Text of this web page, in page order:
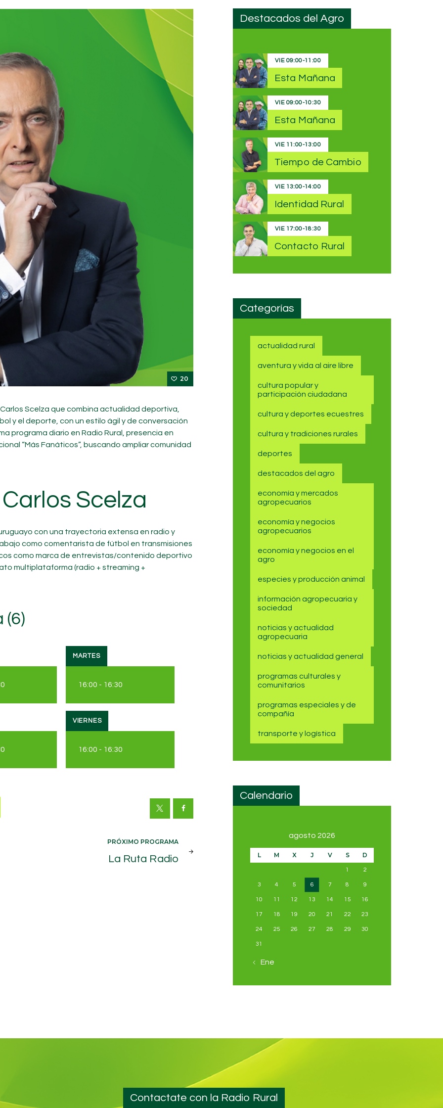
20
Scelza que combina actualidad deportiva,
y el deporte, con un estilo ágil y de conversación
programa diario en Radio Rural, presencia en
“Más Fanáticos”, buscando ampliar comunidad
Scelza
con una trayectoria extensa en radio y
como comentarista de fútbol en transmisiones
como marca de entrevistas/contenido deportivo
multiplataforma (radio + streaming +
(6)
MARTES
16:00 - 16:30
VIERNES
16:00 - 16:30
PRÓXIMO PROGRAMA
La Ruta Radio
Destacados del Agro
VIE 09:00-11:00
Esta Mañana
VIE 09:00-10:30
Esta Mañana
VIE 11:00-13:00
Tiempo de Cambio
VIE 13:00-14:00
Identidad Rural
VIE 17:00-18:30
Contacto Rural
Categorías
actualidad rural
aventura y vida al aire libre
cultura popular y
participación ciudadana
cultura y deportes ecuestres
cultura y tradiciones rurales
deportes
destacados del agro
economía y mercados
agropecuarios
economía y negocios
agropecuarios
economía y negocios en el
agro
especies y producción animal
información agropecuaria y
sociedad
noticias y actualidad
agropecuaria
noticias y actualidad general
programas culturales y
comunitarios
programas especiales y de
compañía
transporte y logística
Calendario
agosto 2026
L M X J V S D
1 2
3 4 5 6 7 8 9
10 11 12 13 14 15 16
17 18 19 20 21 22 23
24 25 26 27 28 29 30
31
« Ene
Contactate con la Radio Rural